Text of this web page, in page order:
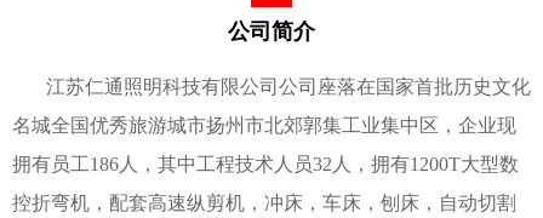
公司简介
江苏仁通照明科技有限公司公司座落在国家首批历史文化
名城全国优秀旅游城市扬州市北郊郭集工业集中区，企业现
拥有员工186人，其中工程技术人员32人，拥有1200T大型数
控折弯机，配套高速纵剪机，冲床，车床，刨床，自动切割